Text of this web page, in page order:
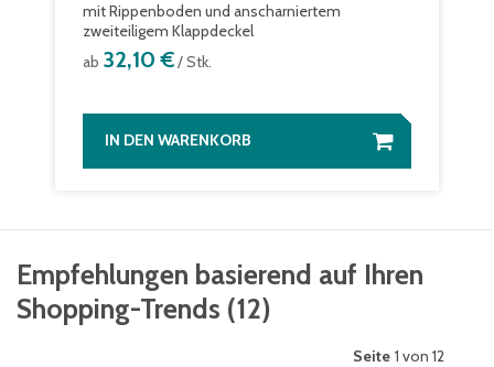
mit Rippenboden und anscharniertem
zweiteiligem Klappdeckel
ab 32,10 €/ Stk.
IN DEN WARENKORB
Empfehlungen basierend auf Ihren
Shopping-Trends (12)
Seite 1 von 12